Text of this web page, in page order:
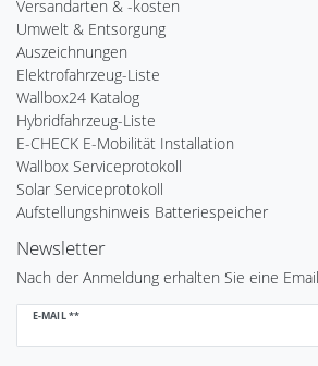
Versandarten & -kosten
Umwelt & Entsorgung
Auszeichnungen
Elektrofahrzeug-Liste
Wallbox24 Katalog
Hybridfahrzeug-Liste
E-CHECK E-Mobilität Installation
Wallbox Serviceprotokoll
Solar Serviceprotokoll
Aufstellungshinweis Batteriespeicher
Newsletter
Nach der Anmeldung erhalten Sie eine
E-MAIL **
Newsletter